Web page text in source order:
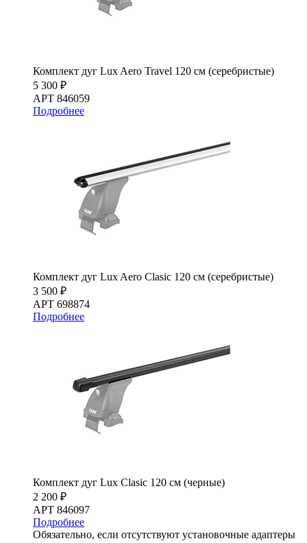
Комплект дуг Lux Aero Travel 120 см (серебристые)
5 300 ₽
АРТ 846059
Подробнее
Комплект дуг Lux Aero Clasic 120 см (серебристые)
3 500 ₽
АРТ 698874
Подробнее
Комплект дуг Lux Clasic 120 см (черные)
2 200 ₽
АРТ 846097
Подробнее
Обязательно, если отсутствуют установочные адаптеры